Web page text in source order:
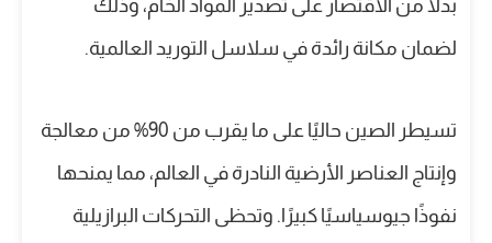
بدلا من الاقتصار على تصدير المواد الخام، وذلك
لضمان مكانة رائدة في سلاسل التوريد العالمية.
تسيطر الصين حاليًا على ما يقرب من 90% من معالجة
وإنتاج العناصر الأرضية النادرة في العالم، مما يمنحها
نفوذًا جيوسياسيًا كبيرًا. وتحظى التحركات البرازيلية